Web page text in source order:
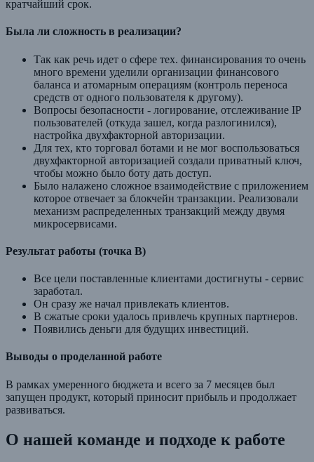
кратчайший срок.
Была ли сложность в реализации?
Так как речь идет о сфере тех. финансирования то очень
много времени уделили организации финансового
баланса и атомарным операциям (контроль переноса
средств от одного пользователя к другому).
Вопросы безопасности - логирование, отслеживание IP
пользователей (откуда зашел, когда разлогинился),
настройка двухфакторной авторизации.
Для тех, кто торговал ботами и не мог воспользоваться
двухфакторной авторизацией создали приватный ключ,
чтобы можно было боту дать доступ.
Было налажено сложное взаимодействие с приложением
которое отвечает за блокчейн транзакции. Реализовали
механизм распределенных транзакций между двумя
микросервисами.
Результат работы (точка В)
Все цели поставленные клиентами достигнуты - сервис
заработал.
Он сразу же начал привлекать клиентов.
В сжатые сроки удалось привлечь крупных партнеров.
Появились деньги для будущих инвестиций.
Выводы о проделанной работе
В рамках умеренного бюджета и всего за 7 месяцев был
запущен продукт, который приносит прибыль и продолжает
развиваться.
О нашей команде и подходе к работе